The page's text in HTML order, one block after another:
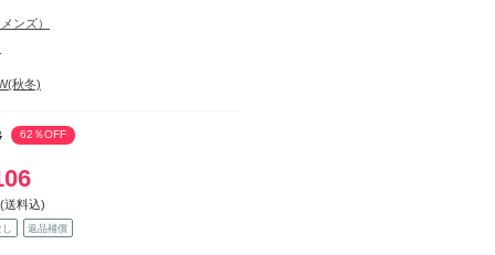
ンズ）
秋冬)
62％OFF
送料込)
返品補償